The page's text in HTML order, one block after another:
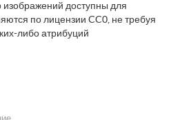
доступны для
по лицензии CC0, не требуя
либо атрибуций